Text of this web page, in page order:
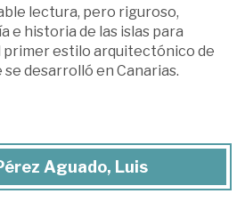
lectura, pero riguroso,
e historia de las islas para
estilo arquitectónico de
desarrolló en Canarias.
Aguado, Luis